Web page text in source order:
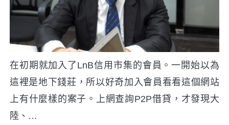
在初期就加入了LnB信用市集的會員。一開始以為
這裡是地下錢莊，所以好奇加入會員看看這個網站
上有什麼樣的案子。上網查詢P2P借貸，才發現大
陸、…